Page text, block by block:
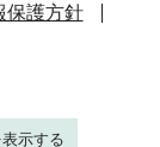
保護方針
示する